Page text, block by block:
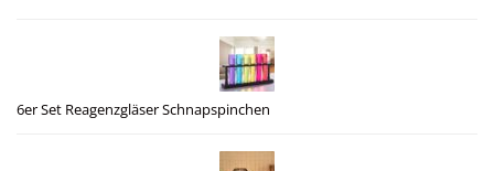
6er Set Reagenzgläser Schnapspinchen